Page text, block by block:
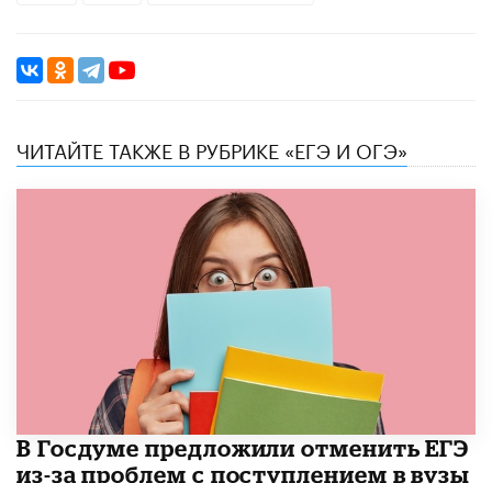
ЧИТАЙТЕ ТАКЖЕ В РУБРИКЕ «ЕГЭ И ОГЭ»
В Госдуме предложили отменить ЕГЭ
из-за проблем с поступлением в вузы